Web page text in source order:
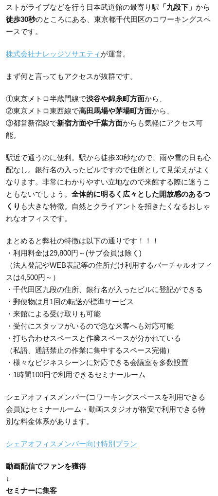
ストがライブなどを行う日本武道館の最寄り駅 「九段下」 から
徒歩30秒のところにある、東京都千代田区のコワーキングスペ
ースです。
株式会社ナレッジソサエティ が運営。
まず何と言ってもアクセスが抜群です。
①東京メトロ半蔵門線で渋谷や錦糸町方面から、
②東京メトロ東西線で高田馬場や茅場町方面から、
③都営新宿線で新宿方面や千葉方面からも気軽にアクセス可
能。
駅近で通うのに便利。駅から徒歩30秒なので、雨や雪の日も心
配なし。銀行名の入ったビルですので住所として見栄えがよく
なります。非常にわかりやすい立地なので来館する際に迷うこ
ともないでしょう。 全体的に明るく広々とした開放感のあるつ
くり も大きな特徴。自然とクライアントを招きたくなるおしゃ
れなオフィスです。
まとめると弊社の特徴は以下の通りです！！！
・利用料金は29,800円～(サブ会員は除く)
（法人登記やWEB表記等の住所だけ利用するバーチャルオフィ
スは4,500円～）
・千代田区九段の住所、銀行名が入ったビルに登記ができる
・郵便物は月1回の転送が標準サービス
・来館による受け取りも可能
・受付にスタッフがいるので急な来客へも対応可能
・打ち合わせスペースと作業スペースが分かれている
（私語、通話禁止の作業に集中するスペース完備）
・様々なビジネスシーンに対応できる会議室を多数設置
・1時間100円で利用できるセミナールーム
シェアオフィスメンバー(コワーキングスペースを利用できる
会員)はセミナールーム・動画スタジオが格安で利用できる特
別な料金体系があります。
シェアオフィスメンバー向け特別プラン
動画配信でファンを獲得
↓
セミナーに集客